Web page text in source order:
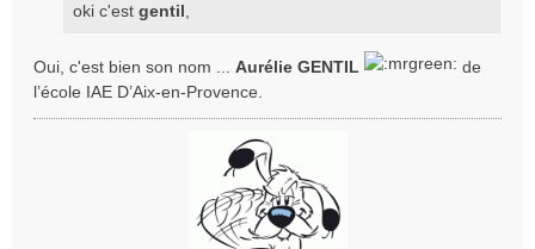
oki c'est gentil
Oui, c'est bien son nom ... Aurélie GENTIL
de
l’école IAE D’Aix-en-Provence.